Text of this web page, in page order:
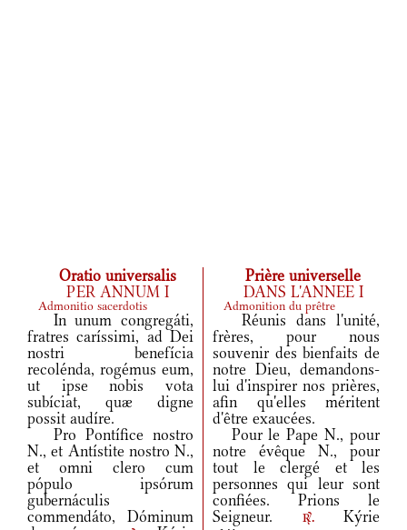
Oratio universalis
Prière universelle
PER ANNUM I
DANS L'ANNEE I
Admonitio sacerdotis Admonition du prêtre
In unum congregáti,
fratres caríssimi, ad Dei
nostri benefícia
recolénda, rogémus eum,
ut ipse nobis vota
subíciat, quæ digne
possit audíre.
Réunis dans l'unité,
frères, pour nous
souvenir des bienfaits de
notre Dieu, demandons-
lui d'inspirer nos prières,
afin qu'elles méritent
d'être exaucées.
Pro Pontífice nostro
N., et Antístite nostro N.,
et omni clero cum
pópulo ipsórum
gubernáculis
commendáto, Dóminum
Pour le Pape N., pour
notre évêque N., pour
tout le clergé et les
personnes qui leur sont
confiées. Prions le
Seigneur.
r.Kýrie